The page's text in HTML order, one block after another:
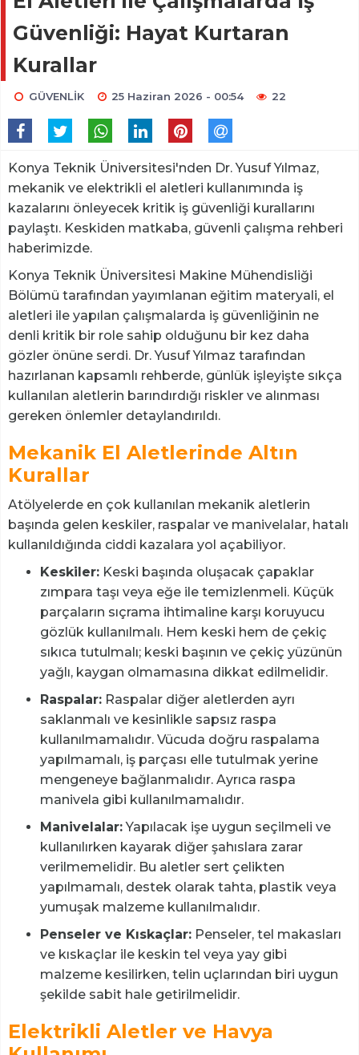
Güvenliği: Hayat Kurtaran
Kurallar
GÜVENLİK 25 Haziran 2026 - 00:54 22
Konya Teknik Üniversitesi'nden Dr. Yusuf Yılmaz,
mekanik ve elektrikli el aletleri kullanımında iş
kazalarını önleyecek kritik iş güvenliği kurallarını
paylaştı. Keskiden matkaba, güvenli çalışma rehberi
haberimizde.
Konya Teknik Üniversitesi Makine Mühendisliği
Bölümü tarafından yayımlanan eğitim materyali, el
aletleri ile yapılan çalışmalarda iş güvenliğinin ne
denli kritik bir role sahip olduğunu bir kez daha
gözler önüne serdi. Dr. Yusuf Yılmaz tarafından
hazırlanan kapsamlı rehberde, günlük işleyişte sıkça
kullanılan aletlerin barındırdığı riskler ve alınması
gereken önlemler detaylandırıldı.
Mekanik El Aletlerinde Altın
Kurallar
Atölyelerde en çok kullanılan mekanik aletlerin
başında gelen keskiler, raspalar ve manivelalar, hatalı
kullanıldığında ciddi kazalara yol açabiliyor.
Keskiler: Keski başında oluşacak çapaklar
zımpara taşı veya eğe ile temizlenmeli. Küçük
parçaların sıçrama ihtimaline karşı koruyucu
gözlük kullanılmalı. Hem keski hem de çekiç
sıkıca tutulmalı; keski başının ve çekiç yüzünün
yağlı, kaygan olmamasına dikkat edilmelidir.
Raspalar: Raspalar diğer aletlerden ayrı
saklanmalı ve kesinlikle sapsız raspa
kullanılmamalıdır. Vücuda doğru raspalama
yapılmamalı, iş parçası elle tutulmak yerine
mengeneye bağlanmalıdır. Ayrıca raspa
manivela gibi kullanılmamalıdır.
Manivelalar:Yapılacak işe uygun seçilmeli ve
kullanılırken kayarak diğer şahıslara zarar
verilmemelidir. Bu aletler sert çelikten
yapılmamalı, destek olarak tahta, plastik veya
yumuşak malzeme kullanılmalıdır.
Penseler ve Kıskaçlar: Penseler, tel makasları
ve kıskaçlar ile keskin tel veya yay gibi
malzeme kesilirken, telin uçlarından biri uygun
şekilde sabit hale getirilmelidir.
Elektrikli Aletler ve Havya